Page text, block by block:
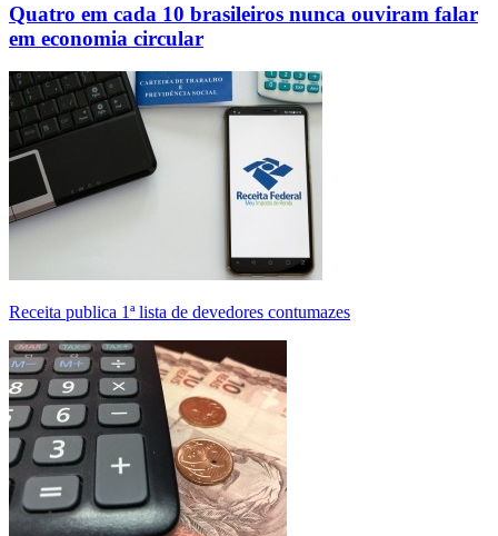
Quatro em cada 10 brasileiros nunca ouviram falar
em economia circular
Receita publica 1ª lista de devedores contumazes